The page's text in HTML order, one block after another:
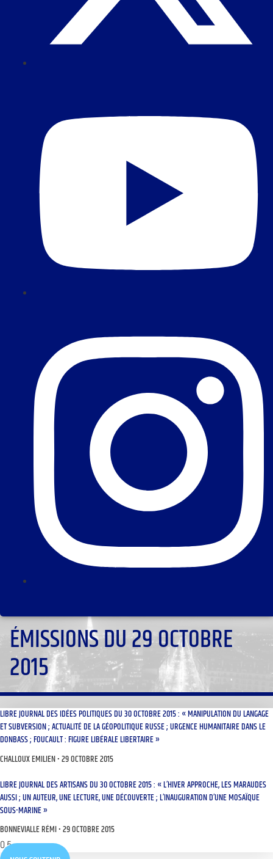
ÉMISSIONS DU 29 OCTOBRE
2015
LIBRE JOURNAL DES IDÉES POLITIQUES DU 30 OCTOBRE 2015 : « MANIPULATION DU LANGAGE
ET SUBVERSION ; ACTUALITÉ DE LA GÉOPOLITIQUE RUSSE ; URGENCE HUMANITAIRE DANS LE
DONBASS ; FOUCAULT : FIGURE LIBÉRALE LIBERTAIRE »
CHALLOUX EMILIEN 29 OCTOBRE 2015
LIBRE JOURNAL DES ARTISANS DU 30 OCTOBRE 2015 : « L’HIVER APPROCHE, LES MARAUDES
AUSSI ; UN AUTEUR, UNE LECTURE, UNE DÉCOUVERTE ; L’INAUGURATION D’UNE MOSAÏQUE
SOUS-MARINE »
BONNEVIALLE RÉMI 29 OCTOBRE 2015